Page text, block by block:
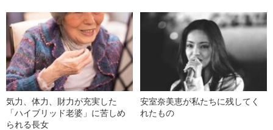
気力、体力、財力が充実した
「ハイブリッド老婆」に苦しめ
られる長女
安室奈美恵が私たちに残してく
れたもの